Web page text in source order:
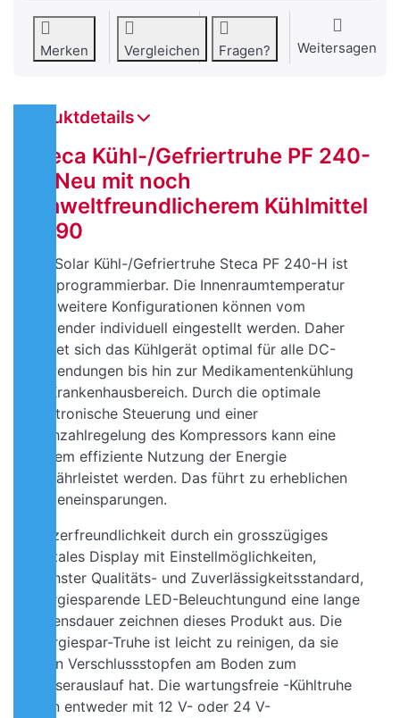
Merken Vergleichen Fragen? Weitersagen
Produktdetails
Steca Kühl-/Gefriertruhe PF 240-
H, Neu mit noch
umweltfreundlicherem Kühlmittel
R290
Die Solar Kühl-/Gefriertruhe Steca PF 240-H ist
voll programmierbar. Die Innenraumtemperatur
und weitere Konfigurationen können vom
Anwender individuell eingestellt werden. Daher
eignet sich das Kühlgerät optimal für alle DC-
Anwendungen bis hin zur Medikamentenkühlung
im Krankenhausbereich. Durch die optimale
elektronische Steuerung und einer
Drehzahlregelung des Kompressors kann eine
extrem effiziente Nutzung der Energie
gewährleistet werden. Das führt zu erheblichen
Kosteneinsparungen.
Nutzerfreundlichkeit durch ein grosszügiges
digitales ­Display mit Einstellmöglichkeiten,
höchster Qualitäts- und Zuverlässigkeitsstandard,
energiesparende LED-Beleuchtungund eine lange
Lebensdauer zeichnen dieses Produkt aus. Die
Energiespar-Truhe ist leicht zu reinigen, da sie
einen Verschlussstopfen am Boden zum
Wasserauslauf hat. Die wartungsfreie -Kühltruhe
kann entweder mit 12 V- oder 24 V-